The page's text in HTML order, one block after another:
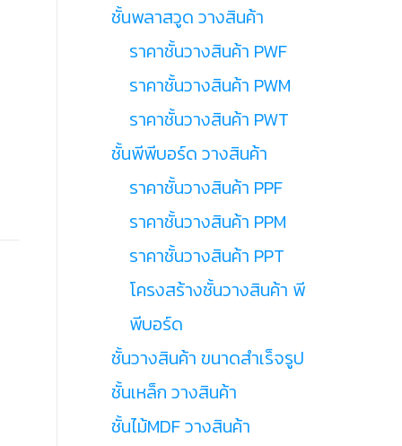
ชั้นพลาสวูด วางสินค้า
ราคาชั้นวางสินค้า PWF
ราคาชั้นวางสินค้า PWM
ราคาชั้นวางสินค้า PWT
ชั้นพีพีบอร์ด วางสินค้า
ราคาชั้นวางสินค้า PPF
ราคาชั้นวางสินค้า PPM
ราคาชั้นวางสินค้า PPT
โครงสร้างชั้นวางสินค้า พี
พีบอร์ด
ชั้นวางสินค้า ขนาดสำเร็จรูป
ชั้นเหล็ก วางสินค้า
ชั้นไม้MDF วางสินค้า